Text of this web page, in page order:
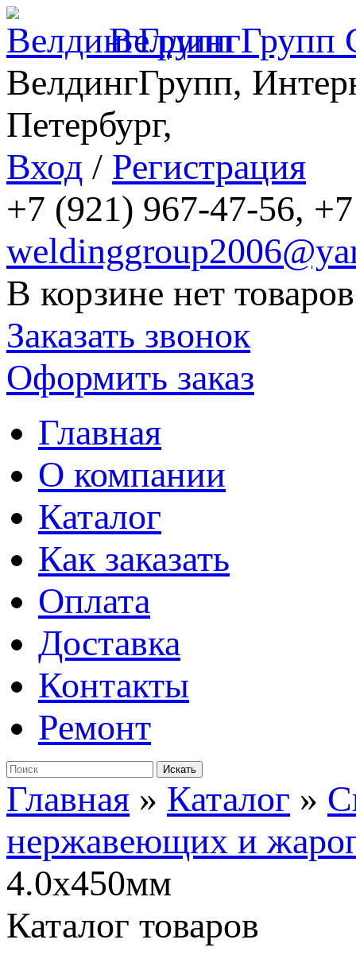
ВелдингГрупп
ВелдингГрупп,
Петербург,
Вход / Регистрация
+7 (921) 967-47-56,
В корзине нет товаров
Заказать звонок
Оформить заказ
Главная
О компании
Каталог
Как заказать
Оплата
Доставка
Контакты
Ремонт
Главная » Каталог »
нержавеющих и
4.0х450мм
Каталог товаров